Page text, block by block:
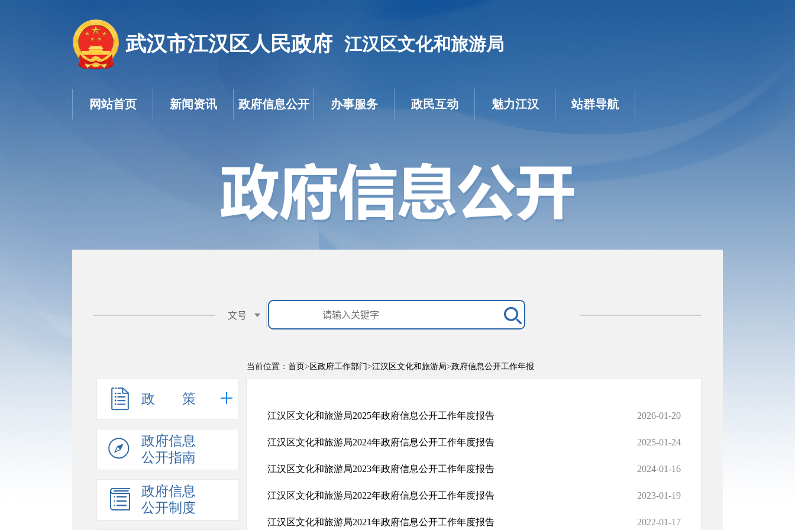
武汉市江汉区人民政府 江汉区文化和旅游局
网站首页 新闻资讯 政府信息公开 办事服务 政民互动 魅力江汉 站群导航
政 策
政府信息
公开指南
政府信息
公开制度
当前位置： 首页> 区政府工作部门>江汉区文化和旅游局>政府信息公开工作年报
江汉区文化和旅游局2025年政府信息公开工作年度报告 2026-01-20
江汉区文化和旅游局2024年政府信息公开工作年度报告 2025-01-24
江汉区文化和旅游局2023年政府信息公开工作年度报告 2024-01-16
江汉区文化和旅游局2022年政府信息公开工作年度报告 2023-01-19
江汉区文化和旅游局2021年政府信息公开工作年度报告 2022-01-17